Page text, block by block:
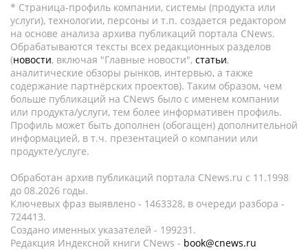
* Страница-профиль компании, системы (продукта или
услуги), технологии, персоны и т.п. создается редактором
на основе анализа архива публикаций портала CNews.
Обрабатываются тексты всех редакционных разделов
(новости, включая "Главные новости", статьи,
аналитические обзоры рынков, интервью, а также
содержание партнёрских проектов). Таким образом, чем
больше публикаций на CNews было с именем компании
или продукта/услуги, тем более информативен профиль.
Профиль может быть дополнен (обогащен) дополнительной
информацией, в т.ч. презентацией о компании или
продукте/услуге.
Обработан архив публикаций портала CNews.ru c 11.1998
до 08.2026 годы.
Ключевых фраз выявлено - 1463328, в очереди разбора -
724413.
Создано именных указателей - 199231.
Редакция Индексной книги CNews - book@cnews.ru